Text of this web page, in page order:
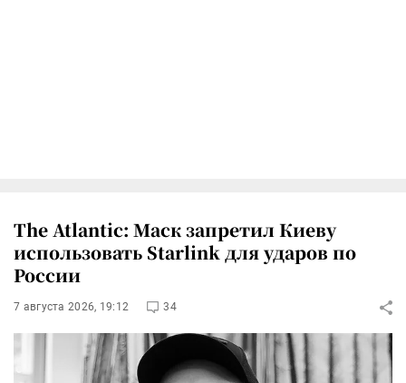
The Atlantic: Маск запретил Киеву
использовать Starlink для ударов по
России
7 августа 2026, 19:12 34